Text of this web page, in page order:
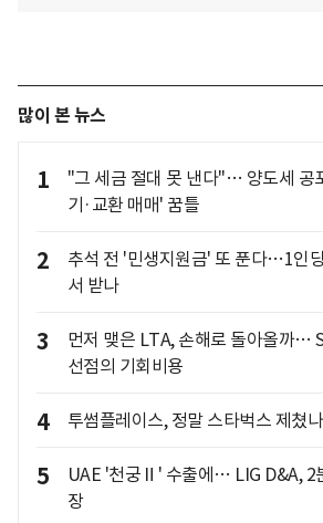
많이 본 뉴스
1
"그 세금 절대 못 낸다"… 양도세 공
기·교환 매매' 꿈틀
2
추석 전 '민생지원금' 또 푼다…1인
서 받나
3
먼저 맺은 LTA, 손해로 돌아올까…
선점의 기회비용
4 투썸플레이스, 정말 스타벅스 제쳤나
5
UAE '천궁Ⅱ' 수출에… LIG D&A, 2
장